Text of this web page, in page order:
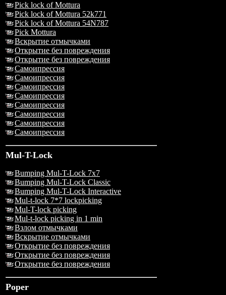
Pick lock of Mottura
Pick lock of Mottura 52k771
Pick lock of Mottura 54N787
Pick Mottura
Вскрытие отмычками
Открытие без повреждения
Открытие без повреждения
Самоипрессия
Самоипрессия
Самоипрессия
Самоипрессия
Самоипрессия
Самоипрессия
Самоипрессия
Самоипрессия
Mul-T-Lock
Bumping Mul-T-Lock 7x7
Bumping Mul-T-Lock Classic
Bumping Mul-T-Lock Interactive
Mul-t-lock 7*7 lockpicking
Mul-T-lock picking
Mul-t-lock picking in 1 min
Взлом отмычками
Вскрытие отмычками
Открытие без повреждения
Открытие без повреждения
Открытие без повреждения
Poper